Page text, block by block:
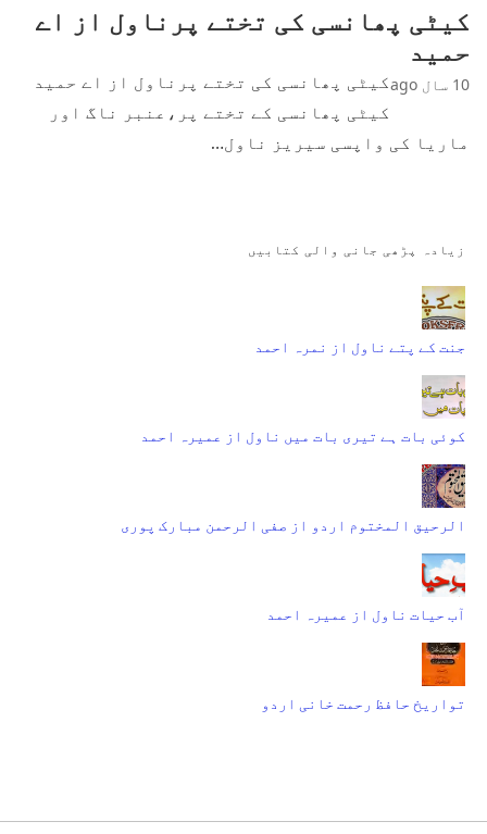
کیٹی پھانسی کی تختے پرناول از اے
حمید
10 سال ago
کیٹی پھانسی کی تختے پرناول از اے حمید
کیٹی پھانسی کے تختے پر،عنبر ناگ اور
ماریا کی واپسی سیریز ناول…
زیادہ پڑھی جانی والی کتابیں
جنت کے پتے ناول از نمرہ احمد
کوئی بات ہے تیری بات میں ناول از عمیرہ احمد
الرحیق المختوم اردو از صفی الرحمن مبارک پوری
آب حیات ناول از عمیرہ احمد
تواریخ حافظ رحمت خانی اردو